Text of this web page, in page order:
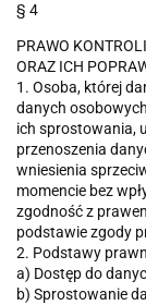
§ 4
PRAWO
ORAZ ICH
1. Osoba, której
danych
ich sprostowania,
przenoszenia
wniesienia
momencie bez
zgodność z
podstawie zgody
2. Podstawy
a) Dostęp do
b) Sprostowanie